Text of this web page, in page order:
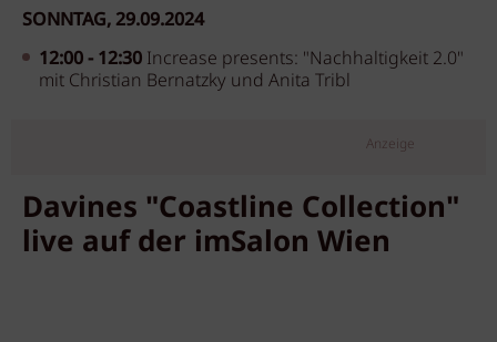
SONNTAG, 29.09.2024
12:00 - 12:30 Increase presents: "Nachhaltigkeit 2.0"
mit Christian Bernatzky und Anita Tribl
Anzeige
Davines "Coastline Collection"
live auf der imSalon Wien